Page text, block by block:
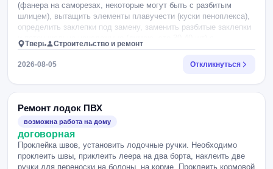
(фанера на саморезах, некоторые могут быть с разбитым
шлицем), вытащить элементы плавучести (куски пеноплекса),
определить заклепки под замену, заменить разбитые заклепки
и потенциально ненадежные (думаю, это 30-40 шт) с
герметиком. Заклепки ориентировочно 5х12 мм. Затем уложить
плавучесть и пайолы на место, задвинуть лодку назад под
навес. Материал и инструмент ваш. Предложение цены я
делаю из расчета 1 неполный день работы для 2 человек.
Тверь Строительство и ремонт
2026-08-05 Откликнуться
Ремонт лодок ПВХ
возможна работа на дому
договорная
Проклейка швов, установить лодочные ручки. Необходимо
проклеить швы, приклеить леера на два борта, наклеить две
ручки для переноски на болоны, на корме. Проклеить кормовой